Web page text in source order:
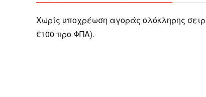
Χωρίς υποχρέωση αγοράς ολόκληρης
€100 προ ΦΠΑ).